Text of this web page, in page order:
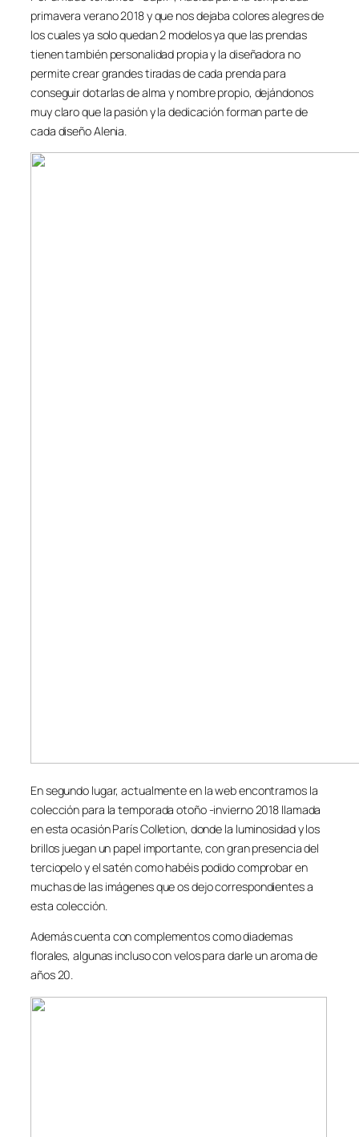
primavera verano 2018 y que nos dejaba colores alegres de
los cuales ya solo quedan 2 modelos ya que las prendas
tienen también personalidad propia y la diseñadora no
permite crear grandes tiradas de cada prenda para
conseguir dotarlas de alma y nombre propio, dejándonos
muy claro que la pasión y la dedicación forman parte de
cada diseño Alenia.
En segundo lugar, actualmente en la web encontramos la
colección para la temporada otoño -invierno 2018 llamada
en esta ocasión París Colletion, donde la luminosidad y los
brillos juegan un papel importante, con gran presencia del
terciopelo y el satén como habéis podido comprobar en
muchas de las imágenes que os dejo correspondientes a
esta colección.
Además cuenta con complementos como diademas
florales, algunas incluso con velos para darle un aroma de
años 20.